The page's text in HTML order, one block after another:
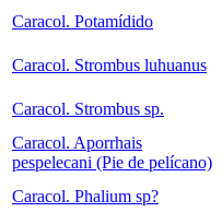
Caracol. Potamídido
Caracol. Strombus luhuanus
Caracol. Strombus sp.
Caracol. Aporrhais
pespelecani (Pie de pelícano)
Caracol. Phalium sp?